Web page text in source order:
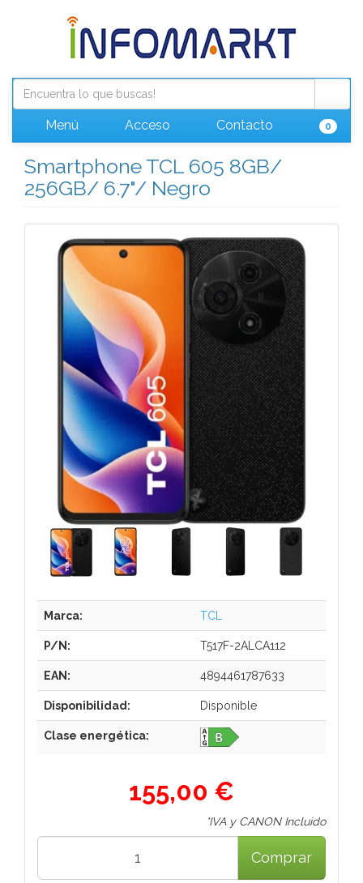
Menú Acceso Contacto 0
Smartphone TCL 605 8GB/
256GB/ 6.7"/ Negro
Marca: TCL
P/N: T517F-2ALCA112
EAN: 4894461787633
Disponibilidad: Disponible
Clase energética:
155,00 €
*IVA y CANON Incluido
Comprar